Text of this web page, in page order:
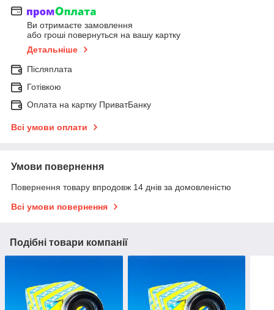
Ви отримаєте замовлення
або гроші повернуться на вашу картку
Детальніше
Післяплата
Готівкою
Оплата на картку ПриватБанку
Всі умови оплати
Умови повернення
Повернення товару впродовж 14 днів за домовленістю
Всі умови повернення
Подібні товари компанії